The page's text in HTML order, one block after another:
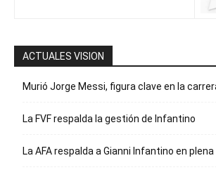
ACTUALES VISION
Murió Jorge Messi, figura clave en la
La FVF respalda la gestión de Infantino
La AFA respalda a Gianni Infantino en plena